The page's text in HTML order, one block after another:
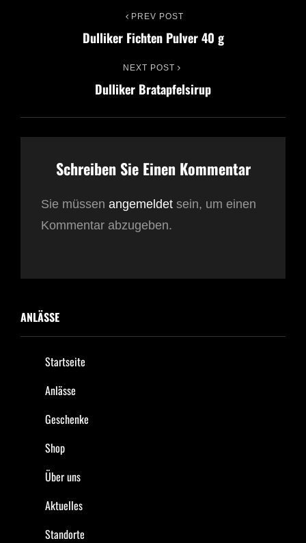
Navigation
PREV POST
Dulliker Fichten Pulver 40 g
NEXT POST
Dulliker Bratapfelsirup
Schreiben Sie Einen Kommentar
Sie müssen angemeldet sein, um einen
Kommentar abzugeben.
ANLÄSSE
Startseite
Anlässe
Geschenke
Shop
Über uns
Aktuelles
Standorte